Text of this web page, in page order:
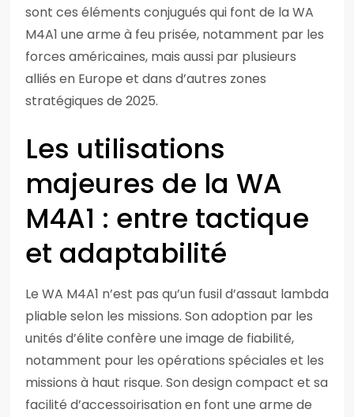
sont ces éléments conjugués qui font de la WA
M4A1 une arme à feu prisée, notamment par les
forces américaines, mais aussi par plusieurs
alliés en Europe et dans d’autres zones
stratégiques de 2025.
Les utilisations
majeures de la WA
M4A1 : entre tactique
et adaptabilité
Le WA M4A1 n’est pas qu’un fusil d’assaut lambda
pliable selon les missions. Son adoption par les
unités d’élite confère une image de fiabilité,
notamment pour les opérations spéciales et les
missions à haut risque. Son design compact et sa
facilité d’accessoirisation en font une arme de